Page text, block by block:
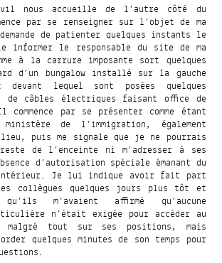
nous accueille de l’autre côté du
par se renseigner sur l’objet de ma
de patienter quelques instants le
informer le responsable du site de ma
à la carrure imposante sort quelques
d’un bungalow installé sur la gauche
lequel sont posées quelques
câbles électriques faisant office de
par se présenter comme étant
de l’immigration, également
puis me signale que je ne pourrais
de l’enceinte ni m’adresser à ses
d’autorisation spéciale émanant du
Je lui indique avoir fait part
collègues quelques jours plus tôt et
m’avaient affirmé qu’aucune
n’était exigée pour accéder au
malgré tout sur ses positions, mais
quelques minutes de son temps pour